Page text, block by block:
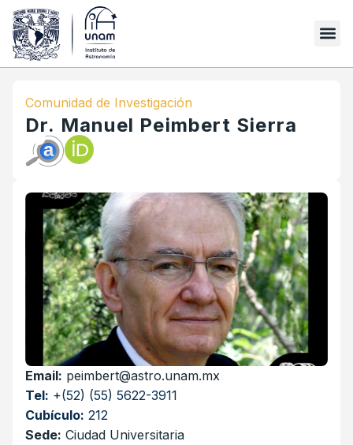
Comunidad de Investigación
Dr. Manuel Peimbert Sierra
Email: peimbert@astro.unam.mx
Tel: +(52) (55) 5622-3911
Cubículo: 212
Sede: Ciudad Universitaria